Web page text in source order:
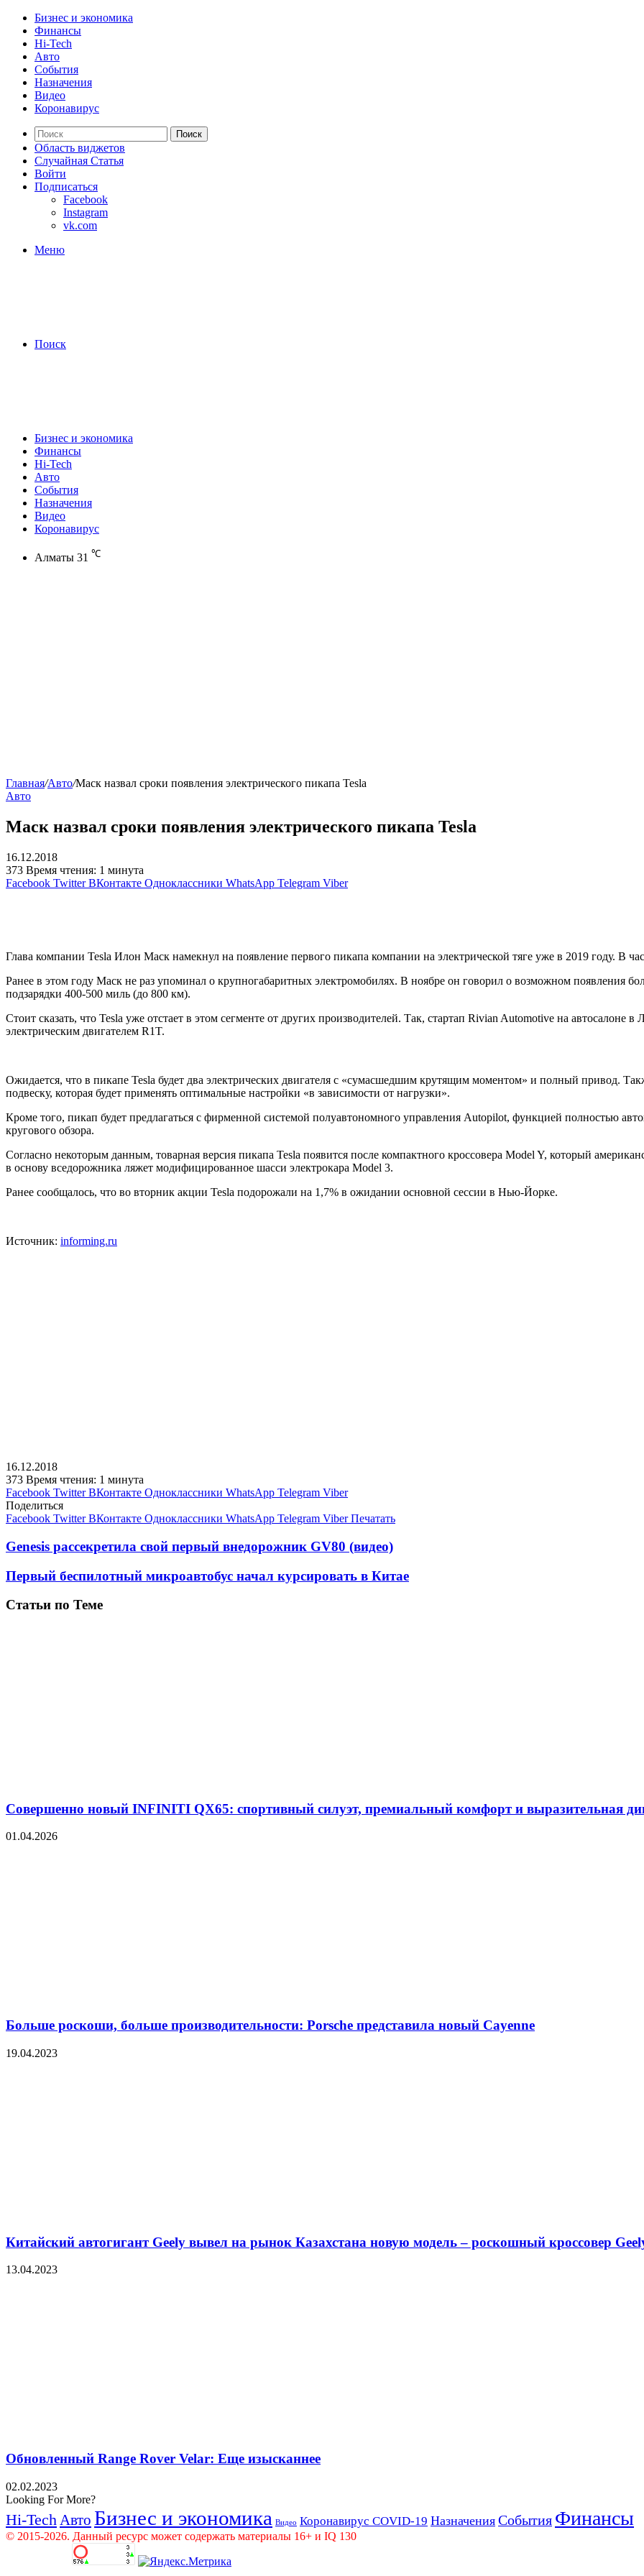
Бизнес и экономика
Финансы
Hi-Tech
Авто
События
Назначения
Видео
Коронавирус
Поиск
Область виджетов
Случайная Статья
Войти
Подписаться
Facebook
Instagram
vk.com
Меню
Поиск
Бизнес и экономика
Финансы
Hi-Tech
Авто
События
Назначения
Видео
Коронавирус
Алматы 31 ℃
Главная/Авто/Маск назвал сроки появления электрического пикапа Tesla
Авто
Маск назвал сроки появления электрического пикапа Tesla
16.12.2018
373 Время чтения: 1 минута
Facebook Twitter ВКонтакте Одноклассники WhatsApp Telegram Viber
Глава компании Tesla Илон Маск намекнул на появление первого пикапа компании на электрической тяге уже в 2019 году. В
Ранее в этом году Маск не раз упоминал о крупногабаритных электромобилях. В ноябре он говорил о возможном появления
подзарядки 400-500 миль (до 800 км).
Стоит сказать, что Tesla уже отстает в этом сегменте от других производителей. Так, стартап Rivian Automotive на автосалоне
электрическим двигателем R1T.
Ожидается, что в пикапе Tesla будет два электрических двигателя с «сумасшедшим крутящим моментом» и полный привод.
подвеску, которая будет применять оптимальные настройки «в зависимости от нагрузки».
Кроме того, пикап будет предлагаться с фирменной системой полуавтономного управления Autopilot, функцией полностью
кругового обзора.
Согласно некоторым данным, товарная версия пикапа Tesla появится после компактного кроссовера Model Y, который
в основу вседорожника ляжет модифицированное шасси электрокара Model 3.
Ранее сообщалось, что во вторник акции Tesla подорожали на 1,7% в ожидании основной сессии в Нью-Йорке.
Источник: informing.ru
16.12.2018
373 Время чтения: 1 минута
Facebook Twitter ВКонтакте Одноклассники WhatsApp Telegram Viber
Поделиться
Facebook Twitter ВКонтакте Одноклассники WhatsApp Telegram Viber Печатать
Genesis рассекретила свой первый внедорожник GV80 (видео)
Первый беспилотный микроавтобус начал курсировать в Китае
Статьи по Теме
Совершенно новый INFINITI QX65: спортивный силуэт, премиальный комфорт и выразительная
01.04.2026
Больше роскоши, больше производительности: Porsche представила новый Cayenne
19.04.2023
Китайский автогигант Geely вывел на рынок Казахстана новую модель – роскошный кроссовер
13.04.2023
Обновленный Range Rover Velar: Еще изысканнее
02.02.2023
Looking For More?
Hi-Tech Авто Бизнес и экономика Видео Коронавирус COVID-19 Назначения События Финансы
© 2015-2026. Данный ресурс может содержать материалы 16+ и IQ 130